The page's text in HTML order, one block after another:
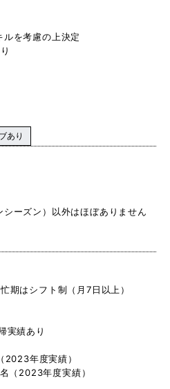
を考慮の上決定
あり
ーズン）以外はほぼありません
期はシフト制（月7日以上）
実績あり
2023年度実績）
（2023年度実績）